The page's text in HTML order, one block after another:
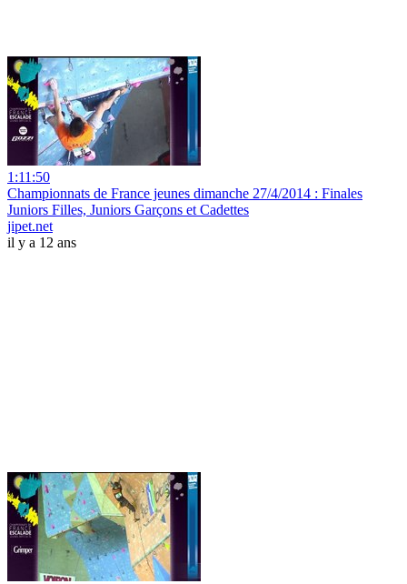
1:11:50
Championnats de France jeunes dimanche 27/4/2014 : Finales
Juniors Filles, Juniors Garçons et Cadettes
jipet.net
il y a 12 ans